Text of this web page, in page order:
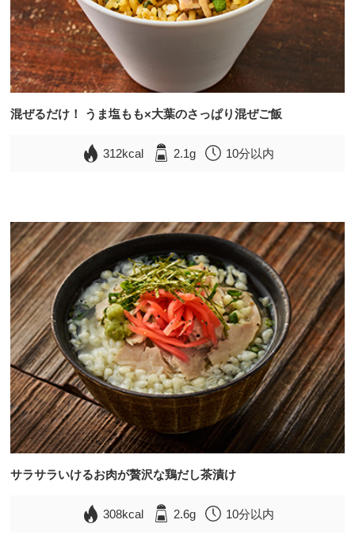
混ぜるだけ！ うま塩もも×大葉のさっぱり混ぜご飯
312kcal 2.1g 10分以内
サラサラいけるお肉が贅沢な鶏だし茶漬け
308kcal 2.6g 10分以内